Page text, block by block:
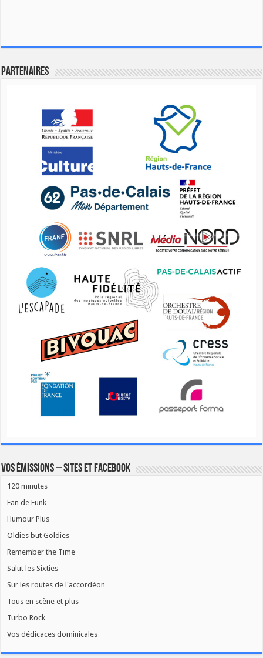
Partenaires
Vos émissions – Sites et Facebook
120 minutes
Fan de Funk
Humour Plus
Oldies but Goldies
Remember the Time
Salut les Sixties
Sur les routes de l'accordéon
Tous en scène et plus
Turbo Rock
Vos dédicaces dominicales